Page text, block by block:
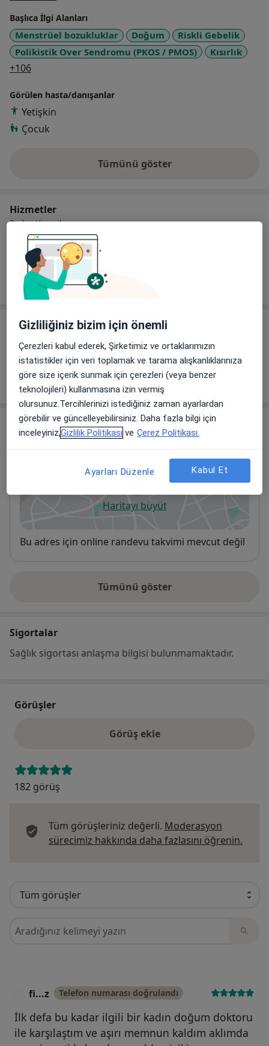
Başlıca İlgi Alanları
Menstrüel bozukluklar Doğum
Riskli Gebelik
Polikistik Over Sendromu (PKOS / PMOS)
Kısırlık
+106a11y_sr_more_diseases
Görülen hasta/danışanlar
Yetişkin
Çocuk
Tümünü gösterdeneyim hakkında
Hizmetler
Başlıca Hizmetler
Kadın Hastalıkları Ve Doğum Randevusu
Atatürk Bulvarı, Samsun
Samsun Özel Büyük Anadolu Hastanesi
Diğer içerikler
Makaleler
Röportaj
Adres
Atatürk Bulvarı,No:62/1,İlkadım Samsun55060
Haritayı büyütyeni bir sekmede açılır
Uygunluk
Bu adres için online randevu takvimi mevcut değil
Tümünü göster
adres hakkında
Sigortalar
Sağlık sigortası anlaşma bilgisi bulunmamaktadır.
Görüşler
Görüş ekle
182 görüş
Tüm görüşleriniz değerli. Moderasyon
sürecimiz hakkında daha fazlasını öğrenin.
Görüşler içerisinde ara
fi...z Telefon numarası doğrulandı
İlk defa bu kadar ilgili bir kadın doğum doktoru
ile karşılaştım ve aşırı memnun kaldım aklımda
Gizliliğiniz bizim için önemli
Çerezleri kabul ederek, Şirketimiz ve ortaklarımızın
istatistikler için veri toplamak ve tarama alışkanlıklarınıza
göre size içerik sunmak için çerezleri (veya benzer
teknolojileri) kullanmasına izin vermiş
olursunuz.Tercihlerinizi istediğiniz zaman ayarlardan
görebilir ve güncelleyebilirsiniz. Daha fazla bilgi için
inceleyiniz,Gizlilik Politikası ve Çerez Politikası.
Ayarları Düzenle Kabul Et